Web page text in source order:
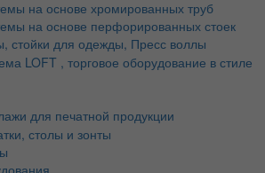
на основе хромированных труб
на основе перфорированных стоек
стойки для одежды, Пресс воллы
LOFT , торговое оборудование в стиле
для печатной продукции
столы и зонты